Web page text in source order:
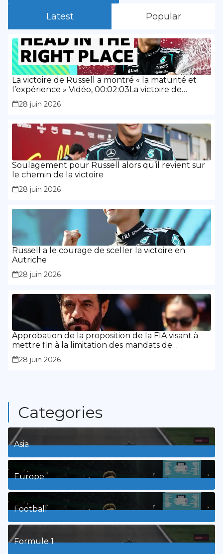
Latest Popular
La victoire de Russell a montré « la maturité et
l’expérience » Vidéo, 00:02:03La victoire de
Russell a montré « la maturité et l’expérience »
28 juin 2026
Soulagement pour Russell alors qu’il revient sur
le chemin de la victoire
28 juin 2026
Russell a le courage de sceller la victoire en
Autriche
28 juin 2026
Approbation de la proposition de la FIA visant à
mettre fin à la limitation des mandats de
présidence
28 juin 2026
Categories
Asia
1Posts
Europe
3Posts
Football
8Posts
Formule 1